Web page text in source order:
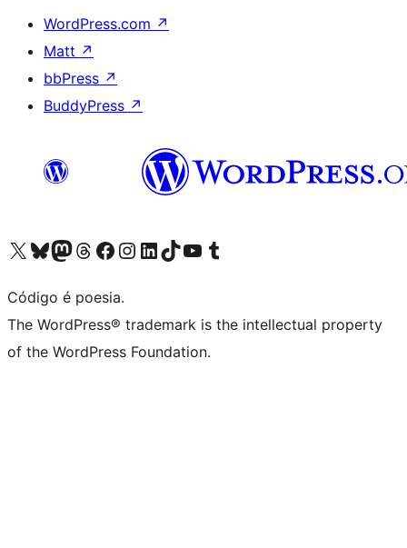
WordPress.com ↗
Matt ↗
bbPress ↗
BuddyPress ↗
Acessar nossa conta do X (antigo Twitter)
Acessar nossa conta do Bluesky
Acessar nossa conta do Mastodon
Acessar nossa conta do Threads
Acessar nossa página do Facebook
Acessar nossa conta do Instagram
Acessar nossa conta do LinkedIn
Acessar nossa conta do TikTok
Acessar nosso canal do YouTube
Acessar nossa conta no Tumblr
Código é poesia.
The WordPress® trademark is the intellectual property
of the WordPress Foundation.